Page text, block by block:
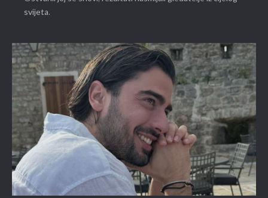
svijeta.